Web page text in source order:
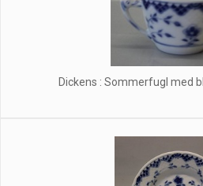
Dickens : Sommerfugl med